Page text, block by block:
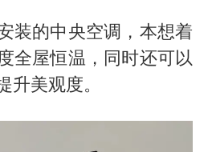
装的中央空调，本想着
全屋恒温，同时还可以
美观度。